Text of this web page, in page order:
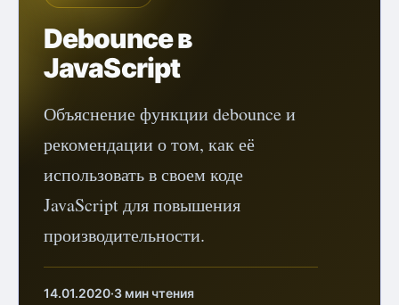
Debounce в
JavaScript
Объяснение функции debounce и
рекомендации о том, как её
использовать в своем коде
JavaScript для повышения
производительности.
14.01.2020·3 мин чтения